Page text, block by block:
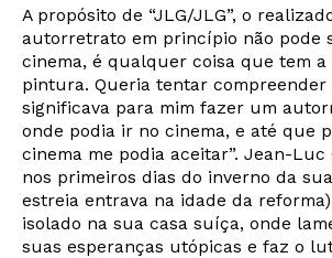
A propósito de “JLG/JLG”, o
autorretrato em princípio não pode
cinema, é qualquer coisa que tem a
pintura. Queria tentar compreender
significava para mim fazer um
onde podia ir no cinema, e até que
cinema me podia aceitar”. Jean-
nos primeiros dias do inverno da
estreia entrava na idade da
isolado na sua casa suíça, onde
suas esperanças utópicas e faz o